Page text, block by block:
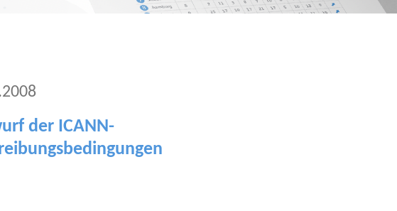
der ICANN-